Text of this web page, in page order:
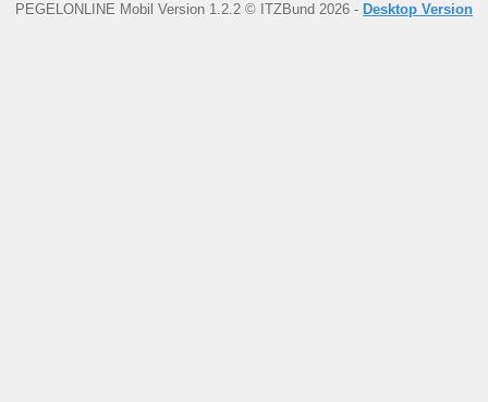
PEGELONLINE Mobil Version 1.2.2 © ITZBund 2026 - Desktop Version